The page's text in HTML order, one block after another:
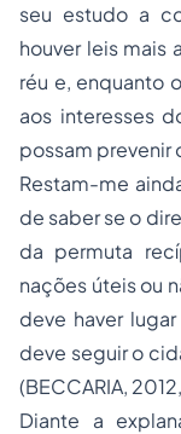
seu estudo a
houver leis mais
réu e, enquanto
aos interesses
possam prevenir
Restam-me
de saber se o
da permuta
nações úteis ou
deve haver
deve seguir o
(BECCARIA,
Diante a